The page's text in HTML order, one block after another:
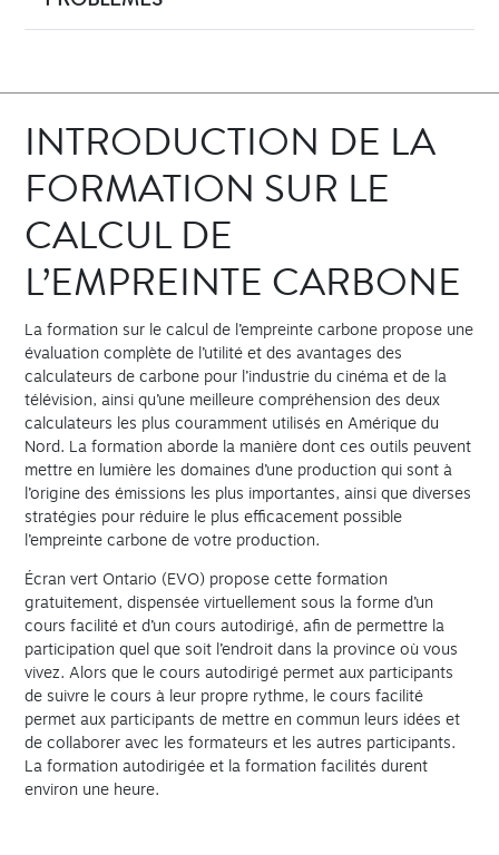
INTRODUCTION DE LA
FORMATION SUR LE
CALCUL DE
L’EMPREINTE CARBONE
La formation sur le calcul de l’empreinte carbone propose une
évaluation complète de l’utilité et des avantages des
calculateurs de carbone pour l’industrie du cinéma et de la
télévision, ainsi qu’une meilleure compréhension des deux
calculateurs les plus couramment utilisés en Amérique du
Nord. La formation aborde la manière dont ces outils peuvent
mettre en lumière les domaines d’une production qui sont à
l’origine des émissions les plus importantes, ainsi que diverses
stratégies pour réduire le plus efficacement possible
l’empreinte carbone de votre production.
Écran vert Ontario (EVO) propose cette formation
gratuitement, dispensée virtuellement sous la forme d’un
cours facilité et d’un cours autodirigé, afin de permettre la
participation quel que soit l’endroit dans la province où vous
vivez. Alors que le cours autodirigé permet aux participants
de suivre le cours à leur propre rythme, le cours facilité
permet aux participants de mettre en commun leurs idées et
de collaborer avec les formateurs et les autres participants.
La formation autodirigée et la formation facilités durent
environ une heure.